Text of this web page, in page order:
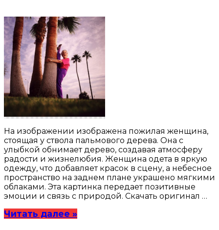
На изображении изображена пожилая женщина,
стоящая у ствола пальмового дерева. Она с
улыбкой обнимает дерево, создавая атмосферу
радости и жизнелюбия. Женщина одета в яркую
одежду, что добавляет красок в сцену, а небесное
пространство на заднем плане украшено мягкими
облаками. Эта картинка передает позитивные
эмоции и связь с природой. Скачать оригинал …
Читать далее »